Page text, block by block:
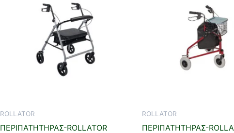
ROLLATOR
ΠΕΡΙΠΑΤΗΤΗΡΑΣ-ROLLATOR
ROLLATOR
ΠΕΡΙΠΑΤΗΤΗΡΑΣ-